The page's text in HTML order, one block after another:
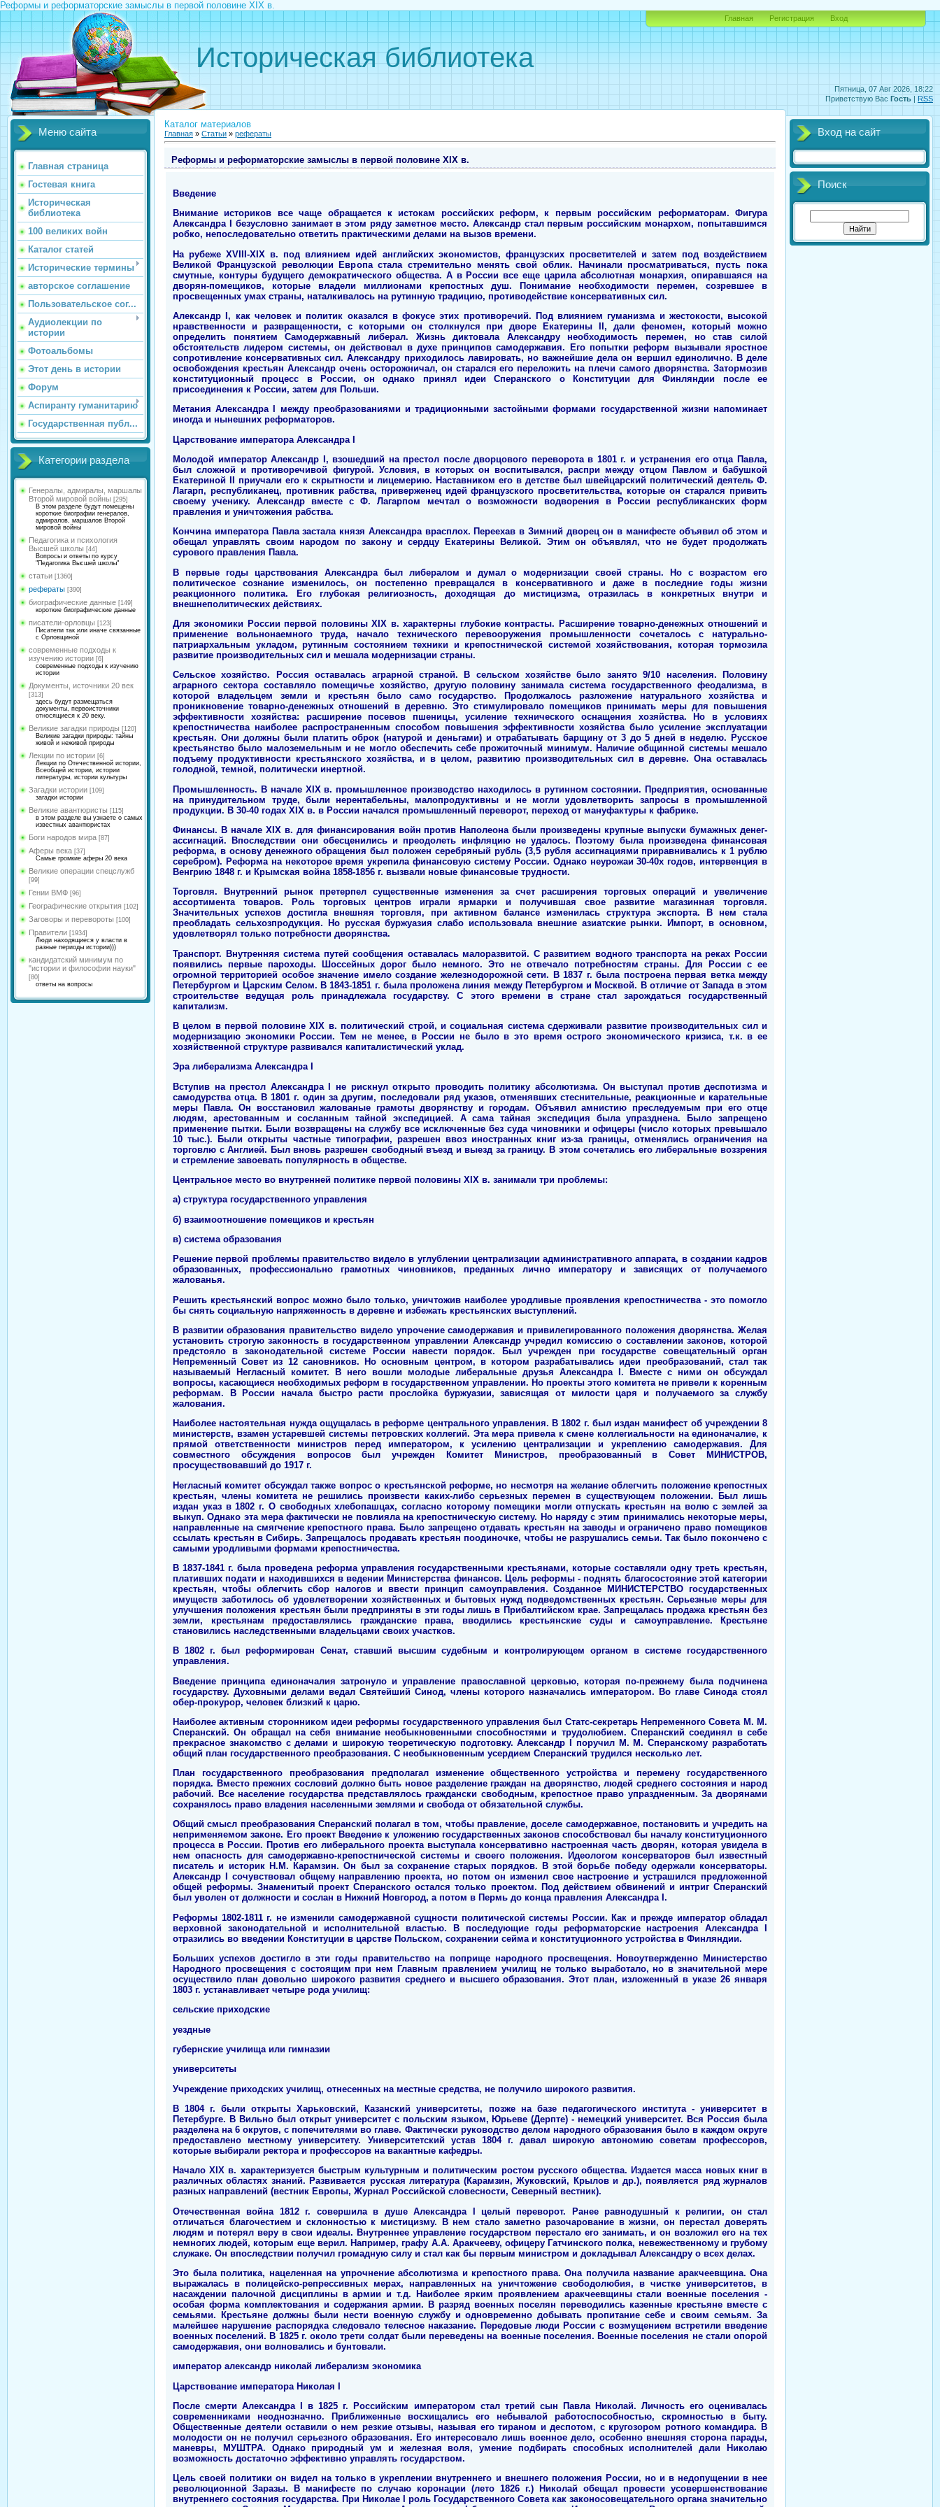
Реформы и реформаторские замыслы в первой половине ХIХ в.
Пятница, 07 Авг 2026, 18:22
Приветствую Вас Гость | RSS
Историческая библиотека
Главная Регистрация Вход
Меню сайта
Главная страница
Гостевая книга
Историческая
библиотека
100 великих войн
Каталог статей
Исторические термины
авторское соглашение
Пользовательское сог...
Аудиолекции по
истории
Фотоальбомы
Этот день в истории
Форум
Аспиранту гуманитарию
Государственная публ...
Категории раздела
Генералы, адмиралы, маршалы
Второй мировой войны [295]
В этом разделе будут помещены
короткие биографии генералов,
адмиралов, маршалов Второй
мировой войны
Педагогика и психология
Высшей школы [44]
Вопросы и ответы по курсу
"Педагогика Высшей школы"
статьи [1360]
рефераты [390]
биографические данные [149]
короткие биографические данные
писатели-орловцы [123]
Писатели так или иначе связанные
с Орловщиной
современные подходы к
изучению истории [6]
современные подходы к изучению
истории
Документы, источники 20 век
[313]
здесь будут размещаться
документы, первоисточники
относящиеся к 20 веку.
Великие загадки природы [120]
Великие загадки природы: тайны
живой и неживой природы
Лекции по истории [6]
Лекции по Отечественной истории,
Всеобщей истории, истории
литературы, истории культуры
Загадки истории [109]
загадки истории
Великие авантюристы [115]
в этом разделе вы узнаете о самых
известных авантюристах
Боги народов мира [87]
Аферы века [37]
Самые громкие аферы 20 века
Великие операции спецслужб
[99]
Гении ВМФ [96]
Географические открытия [102]
Заговоры и перевороты [100]
Правители [1934]
Люди находящиеся у власти в
разные периоды истории)))
кандидатский минимум по
"истории и философии науки"
[80]
ответы на вопросы
Каталог материалов
Главная » Статьи » рефераты
Реформы и реформаторские замыслы в первой половине ХIХ в.
Введение
Внимание историков все чаще обращается к истокам российских реформ, к первым российским реформаторам. Фигура
Александра I безусловно занимает в этом ряду заметное место. Александр стал первым российским монархом, попытавшимся
робко, непоследовательно ответить практическими делами на вызов времени.
На рубеже ХVIII-ХIХ в. под влиянием идей английских экономистов, французских просветителей и затем под воздействием
Великой Французской революции Европа стала стремительно менять свой облик. Начинали просматриваться, пусть пока
смутные, контуры будущего демократического общества. А в России все еще царила абсолютная монархия, опиравшаяся на
дворян-помещиков, которые владели миллионами крепостных душ. Понимание необходимости перемен, созревшее в
просвещенных умах страны, наталкивалось на рутинную традицию, противодействие консервативных сил.
Александр I, как человек и политик оказался в фокусе этих противоречий. Под влиянием гуманизма и жестокости, высокой
нравственности и развращенности, с которыми он столкнулся при дворе Екатерины II, дали феномен, который можно
определить понятием Самодержавный либерал. Жизнь диктовала Александру необходимость перемен, но став силой
обстоятельств лидером системы, он действовал в духе принципов самодержавия. Его попытки реформ вызывали яростное
сопротивление консервативных сил. Александру приходилось лавировать, но важнейшие дела он вершил единолично. В деле
освобождения крестьян Александр очень осторожничал, он старался его переложить на плечи самого дворянства. Затормозив
конституционный процесс в России, он однако принял идеи Сперанского о Конституции для Финляндии после ее
присоединения к России, затем для Польши.
Метания Александра I между преобразованиями и традиционными застойными формами государственной жизни напоминает
иногда и нынешних реформаторов.
Царствование императора Александра I
Молодой император Александр I, взошедший на престол после дворцового переворота в 1801 г. и устранения его отца Павла,
был сложной и противоречивой фигурой. Условия, в которых он воспитывался, распри между отцом Павлом и бабушкой
Екатериной II приучали его к скрытности и лицемерию. Наставником его в детстве был швейцарский политический деятель Ф.
Лагарп, республиканец, противник рабства, приверженец идей французского просветительства, которые он старался привить
своему ученику. Александр вместе с Ф. Лагарпом мечтал о возможности водворения в России республиканских форм
правления и уничтожения рабства.
Кончина императора Павла застала князя Александра врасплох. Переехав в Зимний дворец он в манифесте объявил об этом и
обещал управлять своим народом по закону и сердцу Екатерины Великой. Этим он объявлял, что не будет продолжать
сурового правления Павла.
В первые годы царствования Александра был либералом и думал о модернизации своей страны. Но с возрастом его
политическое сознание изменилось, он постепенно превращался в консервативного и даже в последние годы жизни
реакционного политика. Его глубокая религиозность, доходящая до мистицизма, отразилась в конкретных внутри и
внешнеполитических действиях.
Для экономики России первой половины ХIХ в. характерны глубокие контрасты. Расширение товарно-денежных отношений и
применение вольнонаемного труда, начало технического перевооружения промышленности сочеталось с натурально-
патриархальным укладом, рутинным состоянием техники и крепостнической системой хозяйствования, которая тормозила
развитие производительных сил и мешала модернизации страны.
Сельское хозяйство. Россия оставалась аграрной страной. В сельском хозяйстве было занято 9/10 населения. Половину
аграрного сектора составляло помещичье хозяйство, другую половину занимала система государственного феодализма, в
которой владельцем земли и крестьян было само государство. Продолжалось разложение натурального хозяйства и
проникновение товарно-денежных отношений в деревню. Это стимулировало помещиков принимать меры для повышения
эффективности хозяйства: расширение посевов пшеницы, усиление технического оснащения хозяйства. Но в условиях
крепостничества наиболее распространенным способом повышения эффективности хозяйства было усиление эксплуатации
крестьян. Они должны были платить оброк (натурой и деньгами) и отрабатывать барщину от 3 до 5 дней в неделю. Русское
крестьянство было малоземельным и не могло обеспечить себе прожиточный минимум. Наличие общинной системы мешало
подъему продуктивности крестьянского хозяйства, и в целом, развитию производительных сил в деревне. Она оставалась
голодной, темной, политически инертной.
Промышленность. В начале ХIХ в. промышленное производство находилось в рутинном состоянии. Предприятия, основанные
на принудительном труде, были нерентабельны, малопродуктивны и не могли удовлетворить запросы в промышленной
продукции. В 30-40 годах ХIХ в. в России начался промышленный переворот, переход от мануфактуры к фабрике.
Финансы. В начале ХIХ в. для финансирования войн против Наполеона были произведены крупные выпуски бумажных денег-
ассигнаций. Впоследствии они обесценились и преодолеть инфляцию не удалось. Поэтому была произведена финансовая
реформа, в основу денежного обращения был положен серебряный рубль (3,5 рубля ассигнациями приравнивались к 1 рублю
серебром). Реформа на некоторое время укрепила финансовую систему России. Однако неурожаи 30-40х годов, интервенция в
Венгрию 1848 г. и Крымская война 1858-1856 г. вызвали новые финансовые трудности.
Торговля. Внутренний рынок претерпел существенные изменения за счет расширения торговых операций и увеличение
ассортимента товаров. Роль торговых центров играли ярмарки и получившая свое развитие магазинная торговля.
Значительных успехов достигла внешняя торговля, при активном балансе изменилась структура экспорта. В нем стала
преобладать сельхозпродукция. Но русская буржуазия слабо использовала внешние азиатские рынки. Импорт, в основном,
удовлетворял только потребности дворянства.
Транспорт. Внутренняя система путей сообщения оставалась малоразвитой. С развитием водного транспорта на реках России
появились первые пароходы. Шоссейных дорог было немного. Это не отвечало потребностям страны. Для России с ее
огромной территорией особое значение имело создание железнодорожной сети. В 1837 г. была построена первая ветка между
Петербургом и Царским Селом. В 1843-1851 г. была проложена линия между Петербургом и Москвой. В отличие от Запада в этом
строительстве ведущая роль принадлежала государству. С этого времени в стране стал зарождаться государственный
капитализм.
В целом в первой половине ХIХ в. политический строй, и социальная система сдерживали развитие производительных сил и
модернизацию экономики России. Тем не менее, в России не было в это время острого экономического кризиса, т.к. в ее
хозяйственной структуре развивался капиталистический уклад.
Эра либерализма Александра I
Вступив на престол Александра I не рискнул открыто проводить политику абсолютизма. Он выступал против деспотизма и
самодурства отца. В 1801 г. один за другим, последовали ряд указов, отменявших стеснительные, реакционные и карательные
меры Павла. Он восстановил жалованые грамоты дворянству и городам. Объявил амнистию преследуемым при его отце
людям, арестованным и сосланным тайной экспедицией. А сама тайная экспедиция была упразднена. Было запрещено
применение пытки. Были возвращены на службу все исключенные без суда чиновники и офицеры (число которых превышало
10 тыс.). Были открыты частные типографии, разрешен ввоз иностранных книг из-за границы, отменялись ограничения на
торговлю с Англией. Был вновь разрешен свободный въезд и выезд за границу. В этом сочетались его либеральные воззрения
и стремление завоевать популярность в обществе.
Центральное место во внутренней политике первой половины ХIХ в. занимали три проблемы:
а) структура государственного управления
б) взаимоотношение помещиков и крестьян
в) система образования
Решение первой проблемы правительство видело в углублении централизации административного аппарата, в создании кадров
образованных, профессионально грамотных чиновников, преданных лично императору и зависящих от получаемого
жалованья.
Решить крестьянский вопрос можно было только, уничтожив наиболее уродливые проявления крепостничества - это помогло
бы снять социальную напряженность в деревне и избежать крестьянских выступлений.
В развитии образования правительство видело упрочение самодержавия и привилегированного положения дворянства. Желая
установить строгую законность в государственном управлении Александр учредил комиссию о составлении законов, которой
предстояло в законодательной системе России навести порядок. Был учрежден при государстве совещательный орган
Непременный Совет из 12 сановников. Но основным центром, в котором разрабатывались идеи преобразований, стал так
называемый Негласный комитет. В него вошли молодые либеральные друзья Александра I. Вместе с ними он обсуждал
вопросы, касающиеся необходимых реформ в государственном управлении. Но проекты этого комитета не привели к коренным
реформам. В России начала быстро расти прослойка буржуазии, зависящая от милости царя и получаемого за службу
жалования.
Наиболее настоятельная нужда ощущалась в реформе центрального управления. В 1802 г. был издан манифест об учреждении 8
министерств, взамен устаревшей системы петровских коллегий. Эта мера привела к смене коллегиальности на единоначалие, к
прямой ответственности министров перед императором, к усилению централизации и укреплению самодержавия. Для
совместного обсуждения вопросов был учрежден Комитет Министров, преобразованный в Совет МИНИСТРОВ,
просуществовавший до 1917 г.
Негласный комитет обсуждал также вопрос о крестьянской реформе, но несмотря на желание облегчить положение крепостных
крестьян, члены комитета не решились произвести каких-либо серьезных перемен в существующем положении. Был лишь
издан указ в 1802 г. О свободных хлебопашцах, согласно которому помещики могли отпускать крестьян на волю с землей за
выкуп. Однако эта мера фактически не повлияла на крепостническую систему. Но наряду с этим принимались некоторые меры,
направленные на смягчение крепостного права. Было запрещено отдавать крестьян на заводы и ограничено право помещиков
ссылать крестьян в Сибирь. Запрещалось продавать крестьян поодиночке, чтобы не разрушались семьи. Так было покончено с
самыми уродливыми формами крепостничества.
В 1837-1841 г. была проведена реформа управления государственными крестьянами, которые составляли одну треть крестьян,
плативших подати и находившихся в ведении Министерства финансов. Цель реформы - поднять благосостояние этой категории
крестьян, чтобы облегчить сбор налогов и ввести принцип самоуправления. Созданное МИНИСТЕРСТВО государственных
имуществ заботилось об удовлетворении хозяйственных и бытовых нужд подведомственных крестьян. Серьезные меры для
улучшения положения крестьян были предприняты в эти годы лишь в Прибалтийском крае. Запрещалась продажа крестьян без
земли, крестьянам предоставлялись гражданские права, вводились крестьянские суды и самоуправление. Крестьяне
становились наследственными владельцами своих участков.
В 1802 г. был реформирован Сенат, ставший высшим судебным и контролирующем органом в системе государственного
управления.
Введение принципа единоначалия затронуло и управление православной церковью, которая по-прежнему была подчинена
государству. Духовными делами ведал Святейший Синод, члены которого назначались императором. Во главе Синода стоял
обер-прокурор, человек близкий к царю.
Наиболее активным сторонником идеи реформы государственного управления был Статс-секретарь Непременного Совета М. М.
Сперанский. Он обращал на себя внимание необыкновенными способностями и трудолюбием. Сперанский соединял в себе
прекрасное знакомство с делами и широкую теоретическую подготовку. Александр I поручил М. М. Сперанскому разработать
общий план государственного преобразования. С необыкновенным усердием Сперанский трудился несколько лет.
План государственного преобразования предполагал изменение общественного устройства и перемену государственного
порядка. Вместо прежних сословий должно быть новое разделение граждан на дворянство, людей среднего состояния и народ
рабочий. Все население государства представлялось граждански свободным, крепостное право упраздненным. За дворянами
сохранялось право владения населенными землями и свобода от обязательной службы.
Общий смысл преобразования Сперанский полагал в том, чтобы правление, доселе самодержавное, постановить и учредить на
неприменяемом законе. Его проект Введение к уложению государственных законов способствовал бы началу конституционного
процесса в России. Против его либерального проекта выступала консервативно настроенная часть дворян, которая увидела в
нем опасность для самодержавно-крепостнической системы и своего положения. Идеологом консерваторов был известный
писатель и историк Н.М. Карамзин. Он был за сохранение старых порядков. В этой борьбе победу одержали консерваторы.
Александр I сочувствовал общему направлению проекта, но потом он изменил свое настроение и устрашился предложенной
общей реформы. Знаменитый проект Сперанского остался только проектом. Под действием обвинений и интриг Сперанский
был уволен от должности и сослан в Нижний Новгород, а потом в Пермь до конца правления Александра I.
Реформы 1802-1811 г. не изменили самодержавной сущности политической системы России. Как и прежде император обладал
верховной законодательной и исполнительной властью. В последующие годы реформаторские настроения Александра I
отразились во введении Конституции в царстве Польском, сохранении сейма и конституционного устройства в Финляндии.
Больших успехов достигло в эти годы правительство на поприще народного просвещения. Новоутвержденно Министерство
Народного просвещения с состоящим при нем Главным правлением училищ не только выработало, но в значительной мере
осуществило план довольно широкого развития среднего и высшего образования. Этот план, изложенный в указе 26 января
1803 г. устанавливает четыре рода училищ:
сельские приходские
уездные
губернские училища или гимназии
университеты
Учреждение приходских училищ, отнесенных на местные средства, не получило широкого развития.
В 1804 г. были открыты Харьковский, Казанский университеты, позже на базе педагогического института - университет в
Петербурге. В Вильно был открыт университет с польским языком, Юрьеве (Дерпте) - немецкий университет. Вся Россия была
разделена на 6 округов, с попечителями во главе. Фактически руководство делом народного образования было в каждом округе
предоставлено местному университету. Университетский устав 1804 г. давал широкую автономию советам профессоров,
которые выбирали ректора и профессоров на вакантные кафедры.
Начало ХIХ в. характеризуется быстрым культурным и политическим ростом русского общества. Издается масса новых книг в
различных областях знаний. Развивается русская литература (Карамзин, Жуковский, Крылов и др.), появляется ряд журналов
разных направлений (вестник Европы, Журнал Российской словесности, Северный вестник).
Отечественная война 1812 г. совершила в душе Александра I целый переворот. Ранее равнодушный к религии, он стал
отличаться благочестием и склонностью к мистицизму. В нем стало заметно разочарование в жизни, он перестал доверять
людям и потерял веру в свои идеалы. Внутреннее управление государством перестало его занимать, и он возложил его на тех
немногих людей, которым еще верил. Например, графу А.А. Аракчееву, офицеру Гатчинского полка, невежественному и грубому
служаке. Он впоследствии получил громадную силу и стал как бы первым министром и докладывал Александру о всех делах.
Это была политика, нацеленная на упрочнение абсолютизма и крепостного права. Она получила название аракчеевщина. Она
выражалась в полицейско-репрессивных мерах, направленных на уничтожение свободолюбия, в чистке университетов, в
насаждении палочной дисциплины в армии и т.д. Наиболее ярким проявлением аракчеевщины стали военные поселения -
особая форма комплектования и содержания армии. В разряд военных поселян переводились казенные крестьяне вместе с
семьями. Крестьяне должны были нести военную службу и одновременно добывать пропитание себе и своим семьям. За
малейшее нарушение распорядка следовало телесное наказание. Передовые люди России с возмущением встретили введение
военных поселений. В 1825 г. около трети солдат были переведены на военные поселения. Военные поселения не стали опорой
самодержавия, они волновались и бунтовали.
император александр николай либерализм экономика
Царствование императора Николая I
После смерти Александра I в 1825 г. Российским императором стал третий сын Павла Николай. Личность его оценивалась
современниками неоднозначно. Приближенные восхищались его небывалой работоспособностью, скромностью в быту.
Общественные деятели оставили о нем резкие отзывы, называя его тираном и деспотом, с кругозором ротного командира. В
молодости он не получил серьезного образования. Его интересовало лишь военное дело, особенно внешняя сторона парады,
маневры, МУШТРА. Однако природный ум и железная воля, умение подбирать способных исполнителей дали Николаю
возможность достаточно эффективно управлять государством.
Цель своей политики он видел на только в укреплении внутреннего и внешнего положения России, но и в недопущении в нее
революционной Заразы. В манифесте по случаю коронации (лето 1826 г.) Николай обещал провести усовершенствование
внутреннего состояния государства. При Николае I роль Государственного Совета как законосовещательного органа значительно
Вход на сайт
Поиск